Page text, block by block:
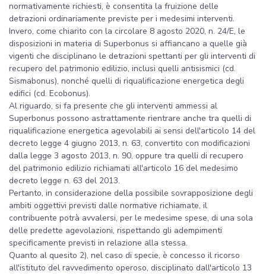
normativamente richiesti, è consentita la fruizione delle
detrazioni ordinariamente previste per i medesimi interventi.
Invero, come chiarito con la circolare 8 agosto 2020, n. 24/E, le
disposizioni in materia di Superbonus si affiancano a quelle già
vigenti che disciplinano le detrazioni spettanti per gli interventi di
recupero del patrimonio edilizio, inclusi quelli antisismici (cd.
Sismabonus), nonché quelli di riqualificazione energetica degli
edifici (cd. Ecobonus).
Al riguardo, si fa presente che gli interventi ammessi al
Superbonus possono astrattamente rientrare anche tra quelli di
riqualificazione energetica agevolabili ai sensi dell'articolo 14 del
decreto legge 4 giugno 2013, n. 63, convertito con modificazioni
dalla legge 3 agosto 2013, n. 90, oppure tra quelli di recupero
del patrimonio edilizio richiamati all'articolo 16 del medesimo
decreto legge n. 63 del 2013.
Pertanto, in considerazione della possibile sovrapposizione degli
ambiti oggettivi previsti dalle normative richiamate, il
contribuente potrà avvalersi, per le medesime spese, di una sola
delle predette agevolazioni, rispettando gli adempimenti
specificamente previsti in relazione alla stessa.
Quanto al quesito 2), nel caso di specie, è concesso il ricorso
all'istituto del ravvedimento operoso, disciplinato dall'articolo 13